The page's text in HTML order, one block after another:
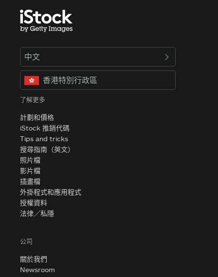
中文
香港特別行政區
了解更多
計劃和價格
iStock 推銷代碼
Tips and tricks
搜尋指南（英文）
照片檔
影片檔
插畫檔
外掛程式和應用程式
授權資料
法律／私隱
公司
關於我們
Newsroom